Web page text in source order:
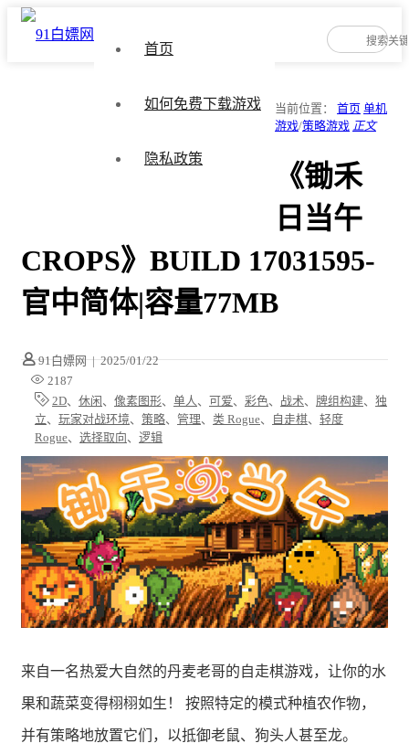
首页
如何免费下载游戏
隐私政策
当前位置： 首页 单机
游戏/策略游戏 正文
《锄禾
日当午
CROPS》BUILD 17031595-
官中简体|容量77MB
91白嫖网 | 2025/01/22
2187
2D、 休闲 、 像素图形、 单人 、 可爱、 彩色、 战术、 牌组构建、 独
立、 玩家对战环境、 策略、 管理、 类 Rogue、 自走棋、 轻度
Rogue、 选择取向、 逻辑
来自一名热爱大自然的丹麦老哥的自走棋游戏，让你的水
果和蔬菜变得栩栩如生！ 按照特定的模式种植农作物，
并有策略地放置它们，以抵御老鼠、狗头人甚至龙。